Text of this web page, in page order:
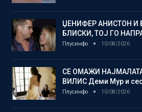
ЏЕНИФЕР АНИСТОН И
БЛИСКИ, ТОЈ ГО
Плусинфо 10/08/2026
СЕ ОМАЖИ
ВИЛИС Деми Мур и
Плусинфо 10/08/2026